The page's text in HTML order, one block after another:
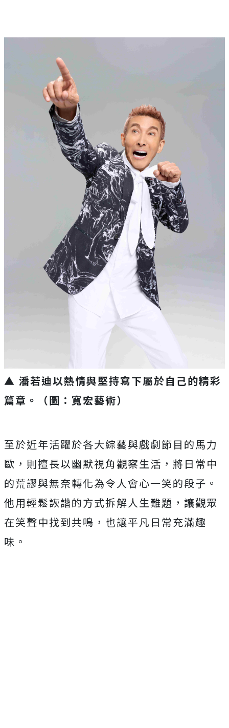
▲ 潘若迪以熱情與堅持寫下屬於自己的精彩
篇章 。（圖：寬宏藝術）
至於近年活躍於各大綜藝與戲劇節目的馬力
歐， 則擅長以幽默視角觀察生活， 將日常中
的荒謬與無奈轉化為令人會心一笑的段子。
他用輕鬆詼諧的方式拆解人生難題，讓觀眾
在笑聲中找到共鳴， 也讓平凡日常充滿趣
味。